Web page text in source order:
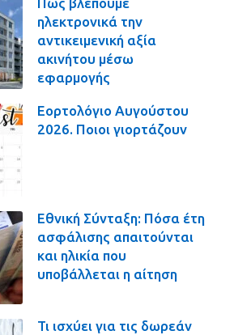
ηλεκτρονικά την
αντικειμενική αξία
ακινήτου μέσω
εφαρμογής
Εορτολόγιο Αυγούστου
2026. Ποιοι γιορτάζουν
Εθνική Σύνταξη: Πόσα έτη
ασφάλισης απαιτούνται
και ηλικία που
υποβάλλεται η αίτηση
Τι ισχύει για τις δωρεάν